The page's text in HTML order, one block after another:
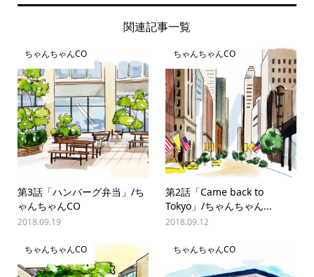
関連記事一覧
ちゃんちゃんCO
第3話「ハンバーグ弁当」/ち
ゃんちゃんCO
2018.09.19
ちゃんちゃんCO
第2話「Came back to
Tokyo」/ちゃんちゃん...
2018.09.12
ちゃんちゃんCO ちゃんちゃんCO